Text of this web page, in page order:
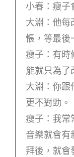
小春：瘦子
大淵：他每
悵，等最後
瘦子：有時
能就只為了
大淵：你跟
更不對勁。
瘦子：我常
音樂就會有
拜後，就會